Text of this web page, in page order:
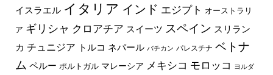
イスラエル イタリア インド エジプト オーストラリ
ア ギリシャ クロアチア スイーツ スペイン スリラン
カ チュニジア トルコ ネパール バチカン パレスチナ ベトナ
ム ペルー ポルトガル マレーシア メキシコ モロッコ ヨルダ